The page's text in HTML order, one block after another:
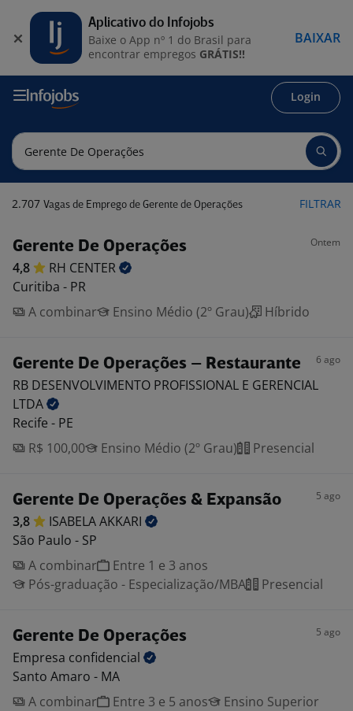
Login
2.707 Vagas de Emprego de Gerente de Operações FILTRAR
Gerente De Operações Ontem
4,8 RH CENTER
Curitiba - PR
A combinar
Ensino Médio (2º Grau) Híbrido
Gerente De Operações – Restaurante 6 ago
RB DESENVOLVIMENTO PROFISSIONAL E GERENCIAL
LTDA
Recife - PE
R$ 100,00
Ensino Médio (2º Grau) Presencial
Gerente De Operações & Expansão 5 ago
3,8 ISABELAAKKARI
São Paulo - SP
A combinar
Entre 1 e 3 anos
Pós-graduação - Especialização/MBA
Presencial
Gerente De Operações 5 ago
Empresa confidencial
Santo Amaro - MA
A combinar
Entre 3 e 5 anos
Ensino Superior
Aplicativo do Infojobs
Baixe o App nº 1 do Brasil para
encontrar empregos GRÁTIS!!
BAIXAR